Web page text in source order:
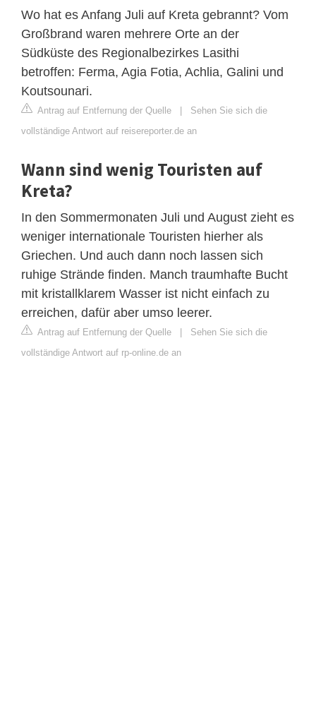
Wo hat es Anfang Juli auf Kreta gebrannt? Vom
Großbrand waren mehrere Orte an der
Südküste des Regionalbezirkes Lasithi
betroffen: Ferma, Agia Fotia, Achlia, Galini und
Koutsounari.
Antrag auf Entfernung der Quelle | Sehen Sie sich die
vollständige Antwort auf reisereporter.de an
Wann sind wenig Touristen auf
Kreta?
In den Sommermonaten Juli und August zieht es
weniger internationale Touristen hierher als
Griechen. Und auch dann noch lassen sich
ruhige Strände finden. Manch traumhafte Bucht
mit kristallklarem Wasser ist nicht einfach zu
erreichen, dafür aber umso leerer.
Antrag auf Entfernung der Quelle | Sehen Sie sich die
vollständige Antwort auf rp-online.de an